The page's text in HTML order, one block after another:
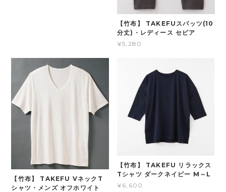
【竹布】 TAKEFUスパッツ(10
分丈)・レディース セピア
¥5,280
【竹布】 TAKEFU VネックT
シャツ・メンズ オフホワイト
【竹布】 TAKEFU リラックス
Tシャツ ダークネイビー M～L
¥6,600